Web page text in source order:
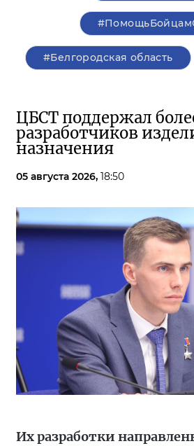
#Белгородская область
ЦБСТ поддержал
разработчиков
назначения
05 августа 2026, 18:50
Их разработки